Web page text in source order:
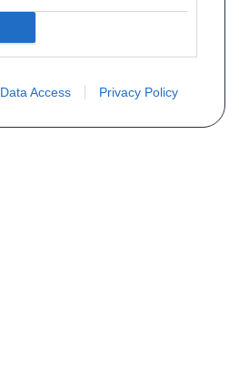
Data Access Privacy Policy